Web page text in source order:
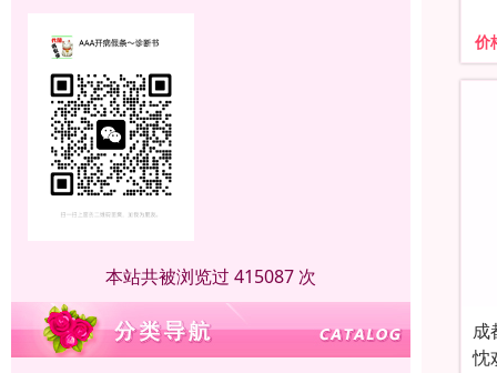
本站共被浏览过 415087 次
价
成
忱